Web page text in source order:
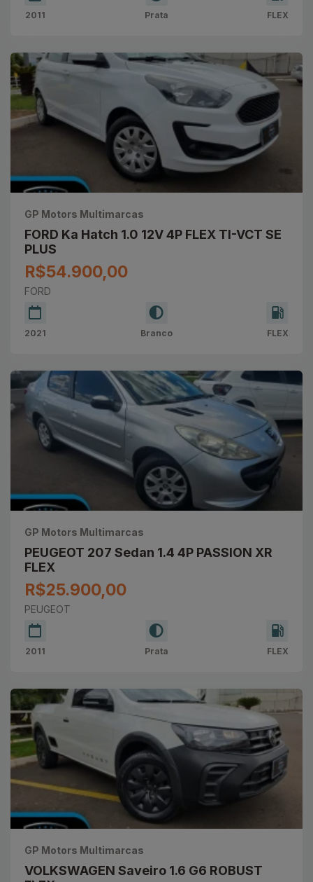
2011 Prata FLEX
GP Motors Multimarcas
FORD Ka Hatch 1.0 12V 4P FLEX TI-VCT SE
PLUS
R$54.900,00
FORD
2021 Branco FLEX
GP Motors Multimarcas
PEUGEOT 207 Sedan 1.4 4P PASSION XR
FLEX
R$25.900,00
PEUGEOT
2011 Prata FLEX
GP Motors Multimarcas
VOLKSWAGEN Saveiro 1.6 G6 ROBUST